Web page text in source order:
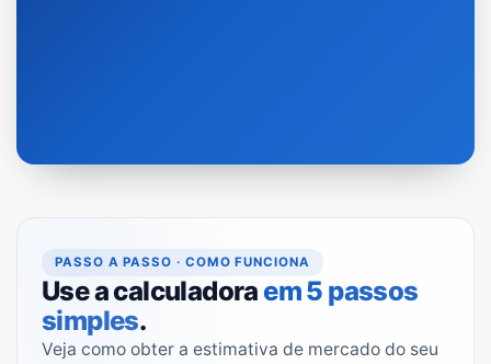
PASSO A PASSO · COMO FUNCIONA
Use a calculadoraem 5 passos
simples.
Veja como obter a estimativa de mercado do seu